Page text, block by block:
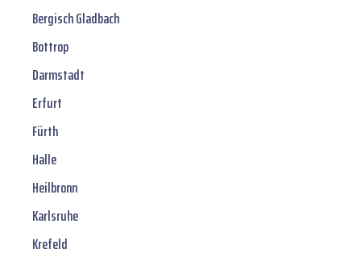
Bergisch Gladbach
Bottrop
Darmstadt
Erfurt
Fürth
Halle
Heilbronn
Karlsruhe
Krefeld